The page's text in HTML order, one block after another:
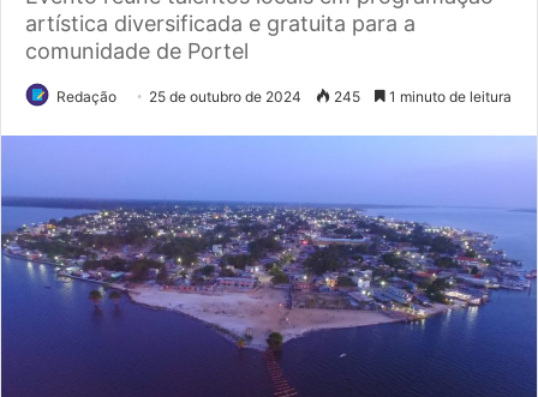
artística diversificada e gratuita para a
comunidade de Portel
Redação 25 de outubro de 2024 245 1 minuto de leitura